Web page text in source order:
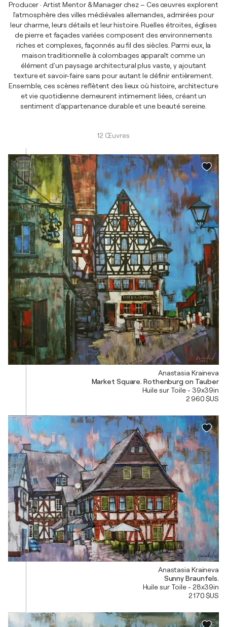
Producer · Artist Mentor & Manager chez – Ces œuvres explorent
l'atmosphère des villes médiévales allemandes, admirées pour
leur charme, leurs détails et leur histoire. Ruelles étroites, églises
de pierre et façades variées composent des environnements
riches et complexes, façonnés au fil des siècles. Parmi eux, la
maison traditionnelle à colombages apparaît comme un
élément d'un paysage architectural plus vaste, y ajoutant
texture et savoir-faire sans pour autant le définir entièrement.
Ensemble, ces scènes reflètent des lieux où histoire, architecture
et vie quotidienne demeurent intimement liées, créant un
sentiment d'appartenance durable et une beauté sereine.
12 Œuvres
Anastasia Kraineva
Market Square. Rothenburg on Tauber
Huile sur Toile - 39x39in
2 960 $US
Anastasia Kraineva
Sunny Braunfels.
Huile sur Toile - 28x39in
2 170 $US